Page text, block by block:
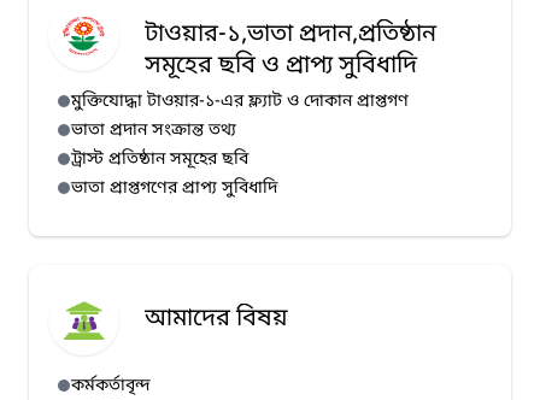
টাওয়ার-১,ভাতা প্রদান,প্রতিষ্ঠান
সমূহের ছবি ও প্রাপ্য সুবিধাদি
মুক্তিযোদ্ধা টাওয়ার-১-এর ফ্ল্যাট ও দোকান প্রাপ্তগণ
ভাতা প্রদান সংক্রান্ত তথ্য
ট্রাস্ট প্রতিষ্ঠান সমূহের ছবি
ভাতা প্রাপ্তগণের প্রাপ্য সুবিধাদি
আমাদের বিষয়
কর্মকর্তাবৃন্দ